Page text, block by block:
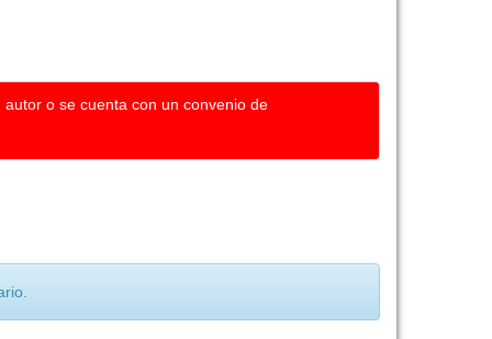
o se cuenta con un convenio de